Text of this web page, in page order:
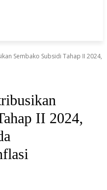
Sembako Subsidi Tahap II 2024,
II 2024,